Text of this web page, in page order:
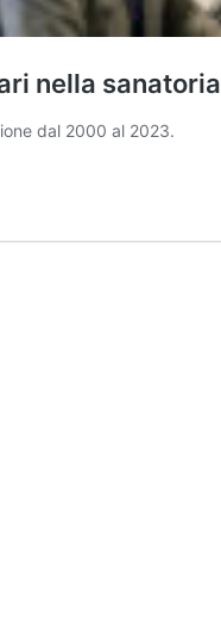
nella sanatoria
dal 2000 al 2023.